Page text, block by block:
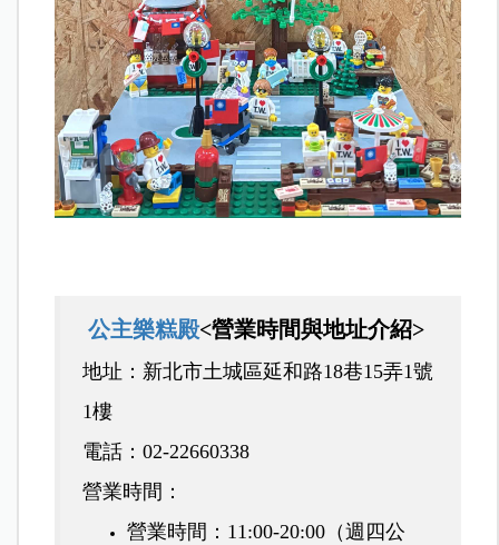
公主樂糕殿<營業時間與地址介紹>
地址： 新北市土城區延和路18巷15弄1號
1樓
電話：02-22660338
營業時間 ：
營業時間：11:00-20:00（週四公